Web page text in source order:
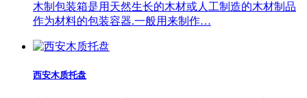
木制包装箱是用天然生长的木材或人工制造的木材制品
作为材料的包装容器.一般用来制作…
西安木质托盘